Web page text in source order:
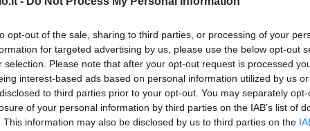
opt-out of the sale, sharing to third parties, or processing of your
for targeted advertising by us, please use the below opt-out
selection. Please note that after your opt-out request is processed
interest-based ads based on personal information utilized by us
to third parties prior to your opt-out. You may separately
of your personal information by third parties on the IAB’s list of
This information may also be disclosed by us to third parties on the
domani a Bergamo .
nella consueta conferenza stampa alla